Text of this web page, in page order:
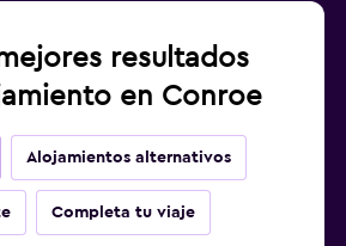
resultados
en Conroe
Alojamientos alternativos
Completa tu viaje